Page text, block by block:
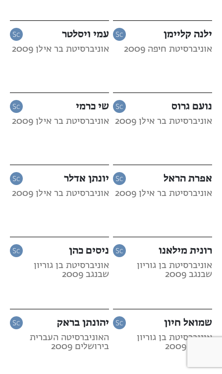
ילנה קליימן
אוניברסיטת חיפה 2009
עמי ויסלטר
אוניברסיטת בר אילן 2009
נועם גרוס
אוניברסיטת בר אילן 2009
שי כרמי
אוניברסיטת בר אילן 2009
אפרת הראל
אוניברסיטת בר אילן 2009
יונתן אדלר
אוניברסיטת בר אילן 2009
רונית מילאנו
אוניברסיטת בן גוריון
שבנגב 2009
ניסים כהן
אוניברסיטת בן גוריון
שבנגב 2009
שמואל חיון
אוניברסיטת בן גוריון
יהונתן בראק
האוניברסיטה העברית
בירושלים 2009